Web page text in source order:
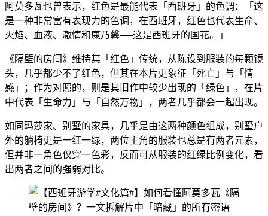
阿莫多瓦也曾表示，红色是最能代表「西班牙」的色调：「这
是一种非常富有表现力的色调，在西班牙，红色也代表生命、
火焰、血液、激情和康乃馨──这是西班牙的国花。」
《隔壁的房间》维持其「红色」传统，从陈设到服装的每颗镜
头，几乎都少不了红色，但其在本片更象征「死亡」与「情
感」；作为对照的，则是其旧作中较少出现的「绿色」，在片
中代表「生命力」与「自然万物」，两者几乎都会一起出现。
如同玛莎家、别墅的家具，几乎是由这两种颜色组成，别墅户
外的躺椅更是一红一绿，两位主角的服装也总是有两者元素，
但并非一角色仅穿一色彩，反而可从服装的红绿比例变化，看
出两者之间的强弱对比。